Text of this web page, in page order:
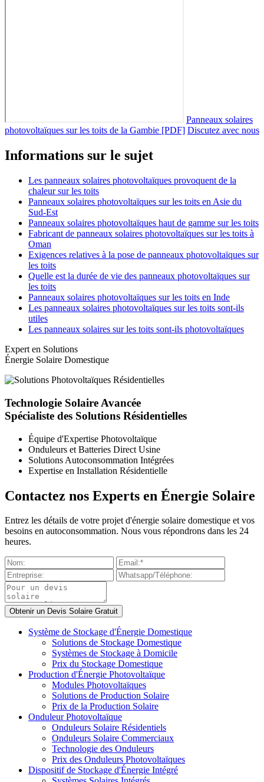
Panneaux solaires
photovoltaïques sur les toits de la Gambie [PDF] Discutez avec nous
Informations sur le sujet
Les panneaux solaires photovoltaïques provoquent de la
chaleur sur les toits
Panneaux solaires photovoltaïques sur les toits en Asie du
Sud-Est
Panneaux solaires photovoltaïques haut de gamme sur les toits
Fabricant de panneaux solaires photovoltaïques sur les toits à
Oman
Exigences relatives à la pose de panneaux photovoltaïques sur
les toits
Quelle est la durée de vie des panneaux photovoltaïques sur
les toits
Panneaux solaires photovoltaïques sur les toits en Inde
Les panneaux solaires photovoltaïques sur les toits sont-ils
utiles
Les panneaux solaires sur les toits sont-ils photovoltaïques
Expert en Solutions
Énergie Solaire Domestique
Technologie Solaire Avancée
Spécialiste des Solutions Résidentielles
Équipe d'Expertise Photovoltaïque
Onduleurs et Batteries Direct Usine
Solutions Autoconsommation Intégrées
Expertise en Installation Résidentielle
Contactez nos Experts en Énergie Solaire
Entrez les détails de votre projet d'énergie solaire domestique et vos
besoins en autoconsommation. Nous vous répondrons dans les 24
heures.
Système de Stockage d'Énergie Domestique
Solutions de Stockage Domestique
Systèmes de Stockage à Domicile
Prix du Stockage Domestique
Production d'Énergie Photovoltaïque
Modules Photovoltaïques
Solutions de Production Solaire
Prix de la Production Solaire
Onduleur Photovoltaïque
Onduleurs Solaire Résidentiels
Onduleurs Solaire Commerciaux
Technologie des Onduleurs
Prix des Onduleurs Photovoltaïques
Dispositif de Stockage d'Énergie Intégré